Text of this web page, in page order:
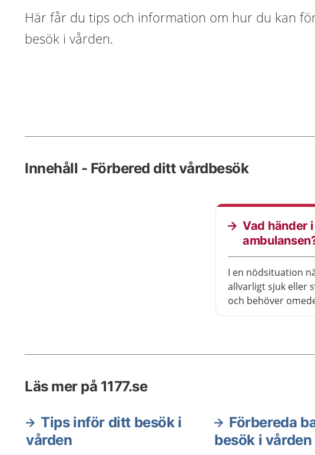
Här får du tips och information om hur du kan
besök i vården.
Innehåll - Förbered ditt vårdbesök
Vad händer i
I en nödsituation
allvarligt sjuk eller
och behöver
Läs mer på 1177.se
Tips inför ditt besök i
vården
Förbereda
besök i vården